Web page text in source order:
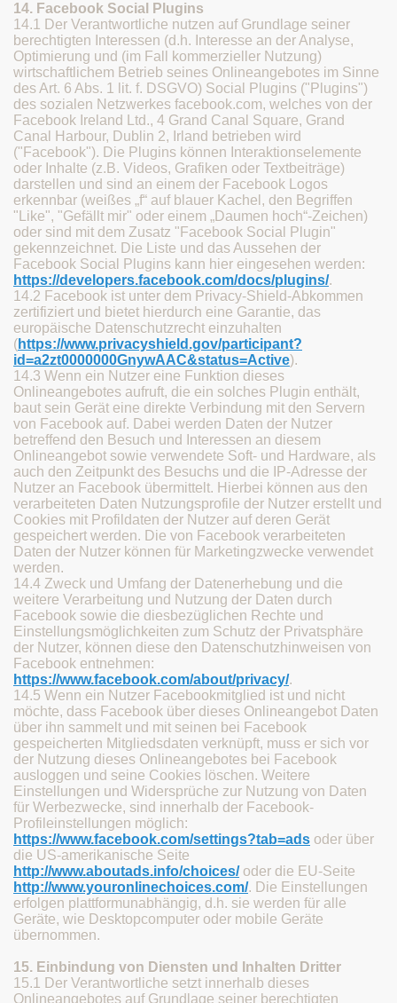
14. Facebook Social Plugins
14.1 Der Verantwortliche nutzen auf Grundlage seiner
berechtigten Interessen (d.h. Interesse an der Analyse,
Optimierung und (im Fall kommerzieller Nutzung)
wirtschaftlichem Betrieb seines Onlineangebotes im Sinne
des Art. 6 Abs. 1 lit. f. DSGVO) Social Plugins ("Plugins")
des sozialen Netzwerkes facebook.com, welches von der
Facebook Ireland Ltd., 4 Grand Canal Square, Grand
Canal Harbour, Dublin 2, Irland betrieben wird
("Facebook"). Die Plugins können Interaktionselemente
oder Inhalte (z.B. Videos, Grafiken oder Textbeiträge)
darstellen und sind an einem der Facebook Logos
erkennbar (weißes „f“ auf blauer Kachel, den Begriffen
"Like", "Gefällt mir" oder einem „Daumen hoch“-Zeichen)
oder sind mit dem Zusatz "Facebook Social Plugin"
gekennzeichnet. Die Liste und das Aussehen der
Facebook Social Plugins kann hier eingesehen werden:
https://developers.facebook.com/docs/plugins/.
14.2 Facebook ist unter dem Privacy-Shield-Abkommen
zertifiziert und bietet hierdurch eine Garantie, das
europäische Datenschutzrecht einzuhalten
(https://www.privacyshield.gov/participant?
id=a2zt0000000GnywAAC&status=Active).
14.3 Wenn ein Nutzer eine Funktion dieses
Onlineangebotes aufruft, die ein solches Plugin enthält,
baut sein Gerät eine direkte Verbindung mit den Servern
von Facebook auf. Dabei werden Daten der Nutzer
betreffend den Besuch und Interessen an diesem
Onlineangebot sowie verwendete Soft- und Hardware, als
auch den Zeitpunkt des Besuchs und die IP-Adresse der
Nutzer an Facebook übermittelt. Hierbei können aus den
verarbeiteten Daten Nutzungsprofile der Nutzer erstellt und
Cookies mit Profildaten der Nutzer auf deren Gerät
gespeichert werden. Die von Facebook verarbeiteten
Daten der Nutzer können für Marketingzwecke verwendet
werden.
14.4 Zweck und Umfang der Datenerhebung und die
weitere Verarbeitung und Nutzung der Daten durch
Facebook sowie die diesbezüglichen Rechte und
Einstellungsmöglichkeiten zum Schutz der Privatsphäre
der Nutzer, können diese den Datenschutzhinweisen von
Facebook entnehmen:
https://www.facebook.com/about/privacy/.
14.5 Wenn ein Nutzer Facebookmitglied ist und nicht
möchte, dass Facebook über dieses Onlineangebot Daten
über ihn sammelt und mit seinen bei Facebook
gespeicherten Mitgliedsdaten verknüpft, muss er sich vor
der Nutzung dieses Onlineangebotes bei Facebook
ausloggen und seine Cookies löschen. Weitere
Einstellungen und Widersprüche zur Nutzung von Daten
für Werbezwecke, sind innerhalb der Facebook-
Profileinstellungen möglich:
https://www.facebook.com/settings?tab=ads oder über
die US-amerikanische Seite
http://www.aboutads.info/choices/oder die EU-Seite
http://www.youronlinechoices.com/. Die Einstellungen
erfolgen plattformunabhängig, d.h. sie werden für alle
Geräte, wie Desktopcomputer oder mobile Geräte
übernommen.
15. Einbindung von Diensten und Inhalten Dritter
15.1 Der Verantwortliche setzt innerhalb dieses
Onlineangebotes auf Grundlage seiner berechtigten